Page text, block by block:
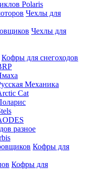
Polaris
Чехлы для
Чехлы для
Кофры для снегоходов
Механика
Cat
разное
Кофры для
Кофры для